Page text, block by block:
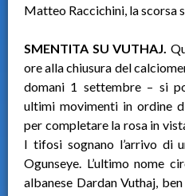
Matteo Raccichini, la scorsa
SMENTITA SU VUTHAJ.
ore alla chiusura del
domani 1 settembre – si
ultimi movimenti in ordine
per completare la rosa in
I tifosi sognano l’arrivo di
Ogunseye. L’ultimo nome
albanese Dardan Vuthaj,